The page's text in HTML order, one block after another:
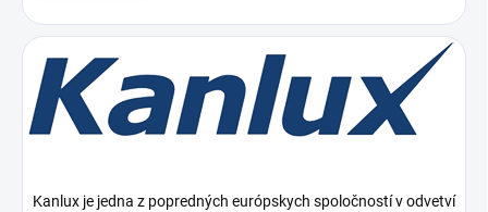
Kanlux je jedna z popredných európskych spoločností v odvetví